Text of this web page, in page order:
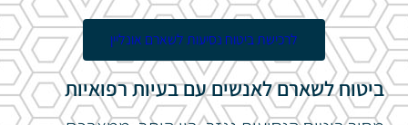
לרכישת ביטוח נסיעות לשארם אונליין
ביטוח לשארם לאנשים עם בעיות רפואיות